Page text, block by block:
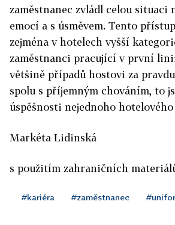
zaměstnanec zvládl celou situaci
emocí a s úsměvem. Tento
zejména v hotelech vyšší
zaměstnanci pracující v první
většině případů hostovi za
spolu s příjemným chováním, to
úspěšnosti nejednoho
Markéta Lidinská
s použitím zahraničních
#kariéra #zaměstnanec